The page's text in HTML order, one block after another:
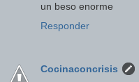
un beso enorme
Responder
Cocinaconcrisis